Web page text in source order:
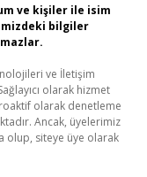
ve kişiler ile isim
bilgiler
ve İletişim
olarak hizmet
olarak denetleme
Ancak, üyelerimiz
olup, siteye üye olarak